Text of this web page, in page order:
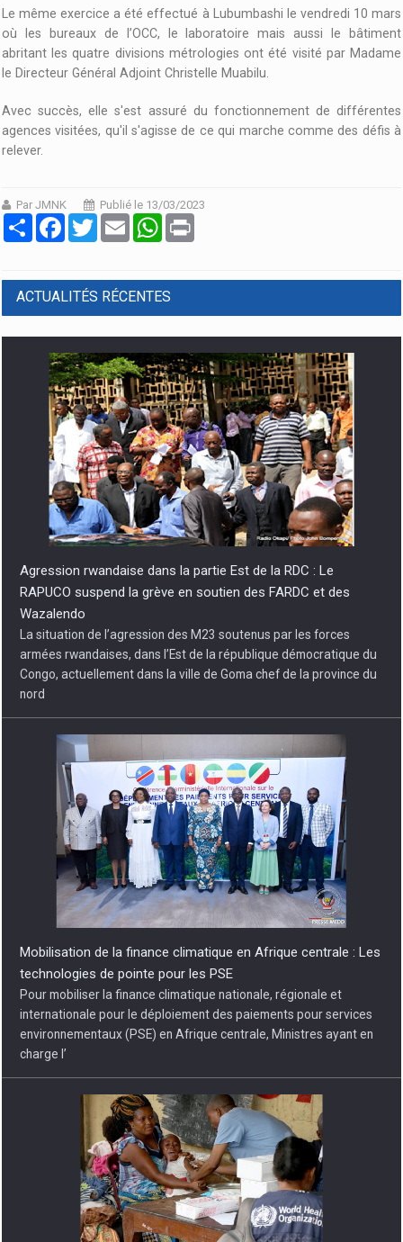
Le même exercice a été effectué à Lubumbashi le vendredi 10 mars
où les bureaux de l’OCC, le laboratoire mais aussi le bâtiment
abritant les quatre divisions métrologies ont été visité par Madame
le Directeur Général Adjoint Christelle Muabilu.
Avec succès, elle s'est assuré du fonctionnement de différentes
agences visitées, qu'il s'agisse de ce qui marche comme des défis à
relever.
Par JMNK
Publié le 13/03/2023
PartagerFacebook
Twitter Email WhatsApp
ACTUALITÉS RÉCENTES
Agression rwandaise dans la partie Est de la RDC : Le
RAPUCO suspend la grève en soutien des FARDC et des
Wazalendo
La situation de l’agression des M23 soutenus par les forces
armées rwandaises, dans l’Est de la république démocratique du
Congo, actuellement dans la ville de Goma chef de la province du
nord
Mobilisation de la finance climatique en Afrique centrale : Les
technologies de pointe pour les PSE
Pour mobiliser la finance climatique nationale, régionale et
internationale pour le déploiement des paiements pour services
environnementaux (PSE) en Afrique centrale, Ministres ayant en
charge l’